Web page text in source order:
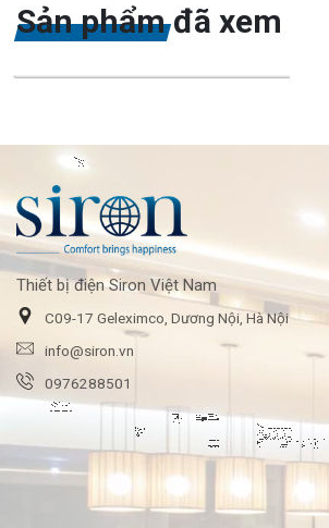
Sản phẩm đã xem
Thiết bị điện Siron Việt Nam
C09-17 Geleximco, Dương Nội, Hà Nội
info@siron.vn
0976288501